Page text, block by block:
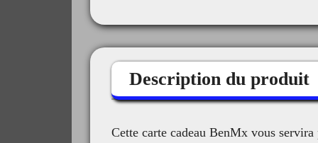
Description du produit
Cette carte cadeau BenMx vous